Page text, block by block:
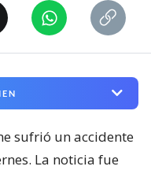
sufrió un accidente
La noticia fue